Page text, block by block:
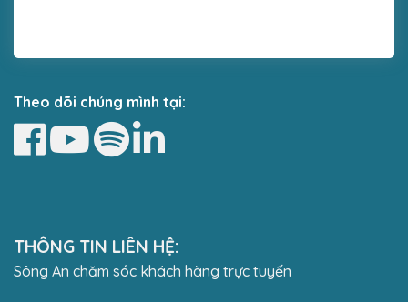
Theo dõi chúng mình tại:
THÔNG TIN LIÊN HỆ:
Sông An chăm sóc khách hàng trực tuyến